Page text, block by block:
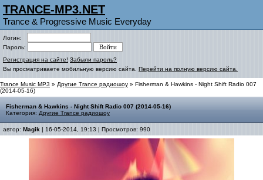
TRANCE-MP3.NET
Trance & Progressive Music Everyday
Логин:
Пароль:
Регистрация на сайте! Забыли пароль?
Вы просматриваете мобильную версию сайта. Перейти на полную версию сайта.
Trance Music MP3 » Другие Trance радиошоу » Fisherman & Hawkins - Night Shift Radio 007
(2014-05-16)
Fisherman & Hawkins - Night Shift Radio 007 (2014-05-16)
Категория: Другие Trance радиошоу
автор: Magik | 16-05-2014, 19:13 | Просмотров: 990